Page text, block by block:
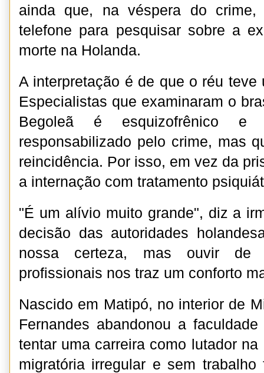
ainda que, na véspera do
telefone para pesquisar sobre a
morte na Holanda.
A interpretação é de que o réu teve
Especialistas que examinaram o
Begoleã é esquizofrênico
responsabilizado pelo crime, mas
reincidência. Por isso, em vez da
a internação com tratamento
"É um alívio muito grande", diz a
decisão das autoridades
nossa certeza, mas ouvir de
profissionais nos traz um conforto
Nascido em Matipó, no interior de
Fernandes abandonou a
tentar uma carreira como lutador
migratória irregular e sem